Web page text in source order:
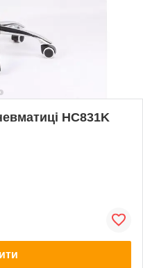
HC831K